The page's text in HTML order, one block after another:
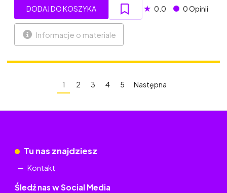
DODAJ DO KOSZYKA ★ 0.0 0 Opinii
Informacje o materiale
1 2 3 4 5 Następna
Tu nas znajdziesz
Kontakt
Śledź nas w Social Media